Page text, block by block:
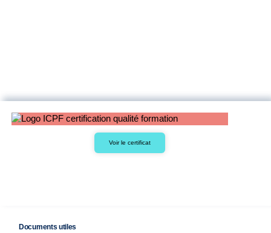
Voir le certificat
Documents utiles